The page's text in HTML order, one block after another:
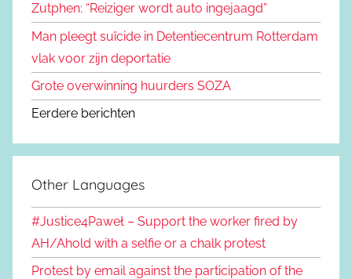
Zutphen: “Reiziger wordt auto ingejaagd”
Man pleegt suïcide in Detentiecentrum Rotterdam
vlak voor zijn deportatie
Grote overwinning huurders SOZA
Eerdere berichten
Other Languages
#Justice4Paweł – Support the worker fired by
AH/Ahold with a selfie or a chalk protest
Protest by email against the participation of the